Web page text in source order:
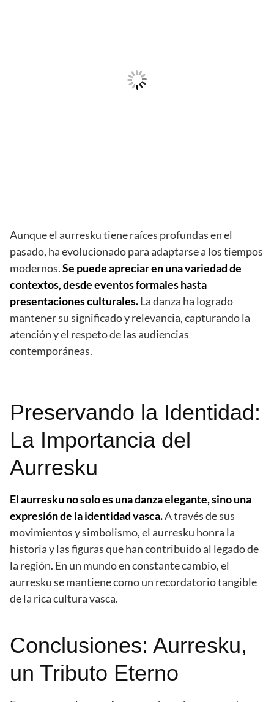
Aunque el aurresku tiene raíces profundas en el
pasado, ha evolucionado para adaptarse a los tiempos
modernos.Se puede apreciar en una variedad de
contextos, desde eventos formales hasta
presentaciones culturales.La danza ha logrado
mantener su significado y relevancia, capturando la
atención y el respeto de las audiencias
contemporáneas.
Preservando la Identidad:
La Importancia del
Aurresku
El aurresku no solo es una danza elegante, sino una
expresión de la identidad vasca.A través de sus
movimientos y simbolismo, el aurresku honra la
historia y las figuras que han contribuido al legado de
la región. En un mundo en constante cambio, el
aurresku se mantiene como un recordatorio tangible
de la rica cultura vasca.
Conclusiones: Aurresku,
un Tributo Eterno